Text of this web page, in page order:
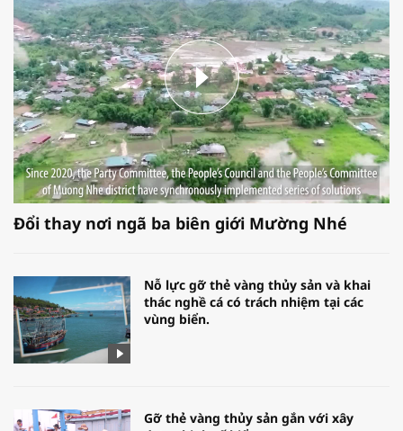
Đổi thay nơi ngã ba biên giới Mường Nhé
Nỗ lực gỡ thẻ vàng thủy sản và khai
thác nghề cá có trách nhiệm tại các
vùng biển.
Gỡ thẻ vàng thủy sản gắn với xây